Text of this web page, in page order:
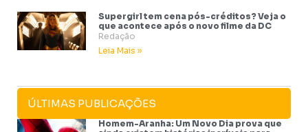
Supergirl tem cena pós-créditos? Veja o
que acontece após o novo filme da DC
Redação
Leia Mais »
ÚLTIMAS PUBLICAÇÕES
Homem-Aranha: Um Novo Dia prova que